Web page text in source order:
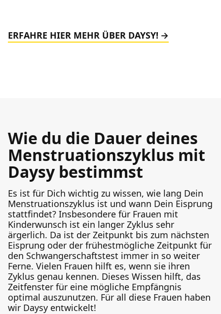
ERFAHRE HIER MEHR ÜBER DAYSY!
Wie du die Dauer deines
Menstruationszyklus mit
Daysy bestimmst
Es ist für Dich wichtig zu wissen, wie lang Dein
Menstruationszyklus ist und wann Dein Eisprung
stattfindet? Insbesondere für Frauen mit
Kinderwunsch ist ein langer Zyklus sehr
ärgerlich. Da ist der Zeitpunkt bis zum nächsten
Eisprung oder der frühestmögliche Zeitpunkt für
den Schwangerschaftstest immer in so weiter
Ferne. Vielen Frauen hilft es, wenn sie ihren
Zyklus genau kennen. Dieses Wissen hilft, das
Zeitfenster für eine mögliche Empfängnis
optimal auszunutzen. Für all diese Frauen haben
wir Daysy entwickelt!